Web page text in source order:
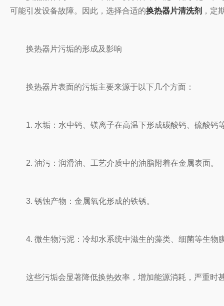
可能引发设备故障。因此，选择合适的换热器片清洗剂 ，定
换热器片污垢的形成及影响
换热器片表面的污垢主要来源于以下几个方面：
1. 水垢：水中钙、镁离子在高温下形成碳酸钙、硫酸钙
2. 油污：润滑油、工艺介质中的油脂附着在金属表面。
3. 锈蚀产物：金属氧化形成的铁锈。
4. 微生物污泥：冷却水系统中滋生的藻类、细菌等生物
这些污垢会显著降低换热效率，增加能源消耗，严重时